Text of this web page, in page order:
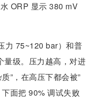
ORP 显示 380 mV
力 75~120 bar）和普
量级。压力越高，对进
”，在高压下都会被”
面把 90% 调试失败